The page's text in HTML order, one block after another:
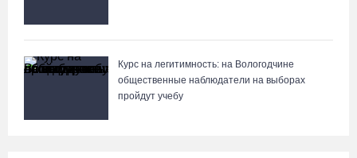
Курс на легитимность: на Вологодчине
общественные наблюдатели на выборах
пройдут учебу